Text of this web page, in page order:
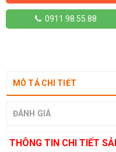
0911.98.55.88
MÔ TẢ CHI TIẾT
ĐÁNH GIÁ
THÔNG TIN CHI TIẾT